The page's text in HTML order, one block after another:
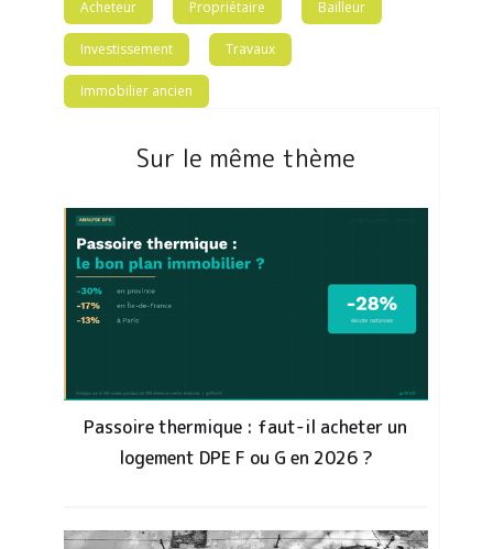
Acheteur Propriétaire Bailleur
Investissement Travaux
Immobilier ancien
Sur le même thème
Passoire thermique : faut-il acheter un
logement DPE F ou G en 2026 ?